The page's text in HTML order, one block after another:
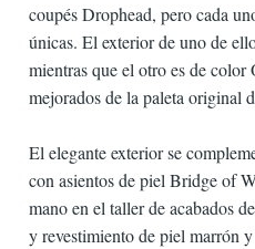
coupés Drophead, pero cada
únicas. El exterior de uno de
mientras que el otro es de
mejorados de la paleta original
El elegante exterior se
con asientos de piel Bridge of
mano en el taller de acabados
y revestimiento de piel marrón